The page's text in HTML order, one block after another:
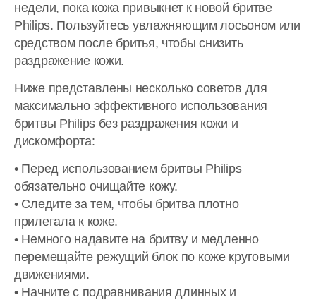
недели, пока кожа привыкнет к новой бритве
Philips. Пользуйтесь увлажняющим лосьоном или
средством после бритья, чтобы снизить
раздражение кожи.
Ниже представлены несколько советов для
максимально эффективного использования
бритвы Philips без раздражения кожи и
дискомфорта:
• Перед использованием бритвы Philips
обязательно очищайте кожу.
• Следите за тем, чтобы бритва плотно
прилегала к коже.
• Немного надавите на бритву и медленно
перемещайте режущий блок по коже круговыми
движениями.
• Начните с подравнивания длинных и